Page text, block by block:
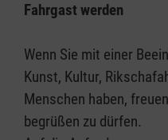
Fahrgast werden
Wenn Sie mit einer
Kunst, Kultur,
Menschen haben,
begrüßen zu dürfen.